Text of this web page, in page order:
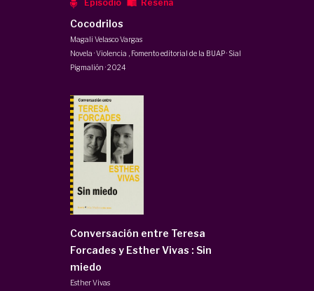
Episodio Reseña
Cocodrilos
Magali Velasco Vargas
Novela · Violencia
Fomento editorial de la BUAP · Sial
Pigmalión ·2024
Conversación entre Teresa
Forcades y Esther Vivas : Sin
miedo
Esther Vivas